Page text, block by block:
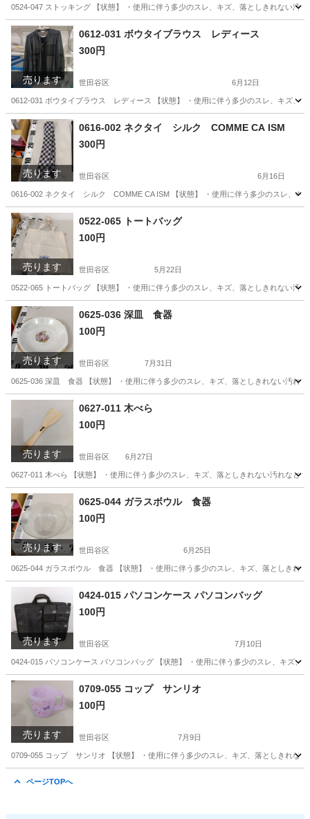
0524-047 ストッキング 【状態】 ・使用に伴う多少のスレ、キズ、落としきれない
東京 世田谷区 現地
売ります
0612-031 ボウタイブラウス レディース
300円
世田谷区 6月12日
0612-031 ボウタイブラウス レディース 【状態】 ・使用に伴う多少のスレ、キズ、
東京 世田谷区 現地
売ります
0616-002 ネクタイ シルク COMME CA ISM
300円
世田谷区 6月16日
0616-002 ネクタイ シルク COMME CA ISM 【状態】 ・使用に伴う多少のスレ、キ
東京 世田谷区 現地
売ります
0522-065 トートバッグ
100円
世田谷区 5月22日
0522-065 トートバッグ 【状態】 ・使用に伴う多少のスレ、キズ、落としきれない
東京 現地
売ります
0625-036 深皿 食器
100円
世田谷区 7月31日
0625-036 深皿 食器 【状態】 ・使用に伴う多少のスレ、キズ、落としきれない汚れ
世田谷区 現地
売ります
0627-011 木べら
100円
世田谷区 6月27日
0627-011 木べら 【状態】 ・使用に伴う多少のスレ、キズ、落としきれない汚れな
東京
売ります
0625-044 ガラスボウル 食器
100円
世田谷区 6月25日
0625-044 ガラスボウル 食器 【状態】 ・使用に伴う多少のスレ、キズ、落としきれ
現地
売ります
0424-015 パソコンケース パソコンバッグ
100円
世田谷区 7月10日
0424-015 パソコンケース パソコンバッグ 【状態】 ・使用に伴う多少のスレ、キズ
パソコンケース
売ります
0709-055 コップ サンリオ
100円
世田谷区 7月9日
0709-055 コップ サンリオ 【状態】 ・使用に伴う多少のスレ、キズ、落としきれな
ページTOPへ